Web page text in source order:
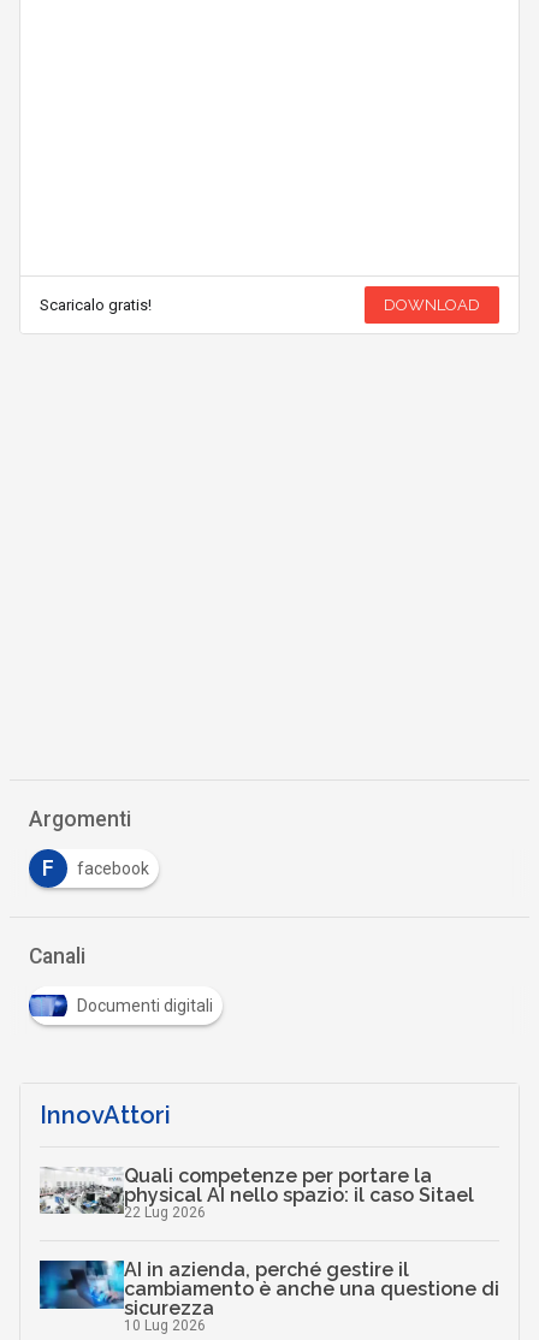
Scaricalo gratis! DOWNLOAD
Argomenti
F facebook
Canali
Documenti digitali
InnovAttori
Quali competenze per portare la
physical AI nello spazio: il caso Sitael
22 Lug 2026
AI in azienda, perché gestire il
cambiamento è anche una questione di
sicurezza
10 Lug 2026